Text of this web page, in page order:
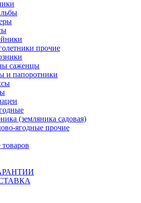
прочие
саженцы
и папоротники
(земляника садовая)
ягодные прочие